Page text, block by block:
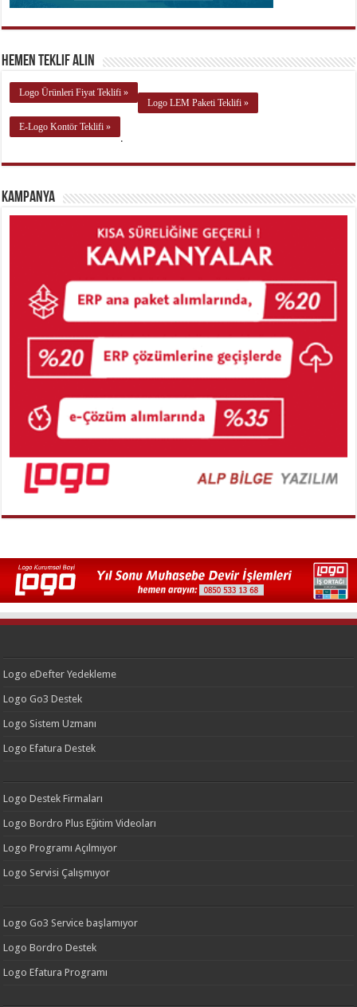
Hemen Teklif Alın
Logo Ürünleri Fiyat Teklifi »
Logo LEM Paketi Teklifi »
E-Logo Kontör Teklifi »
.
Kampanya
Logo eDefter Yedekleme
Logo Go3 Destek
Logo Sistem Uzmanı
Logo Efatura Destek
Logo Destek Firmaları
Logo Bordro Plus Eğitim Videoları
Logo Programı Açılmıyor
Logo Servisi Çalışmıyor
Logo Go3 Service başlamıyor
Logo Bordro Destek
Logo Efatura Programı